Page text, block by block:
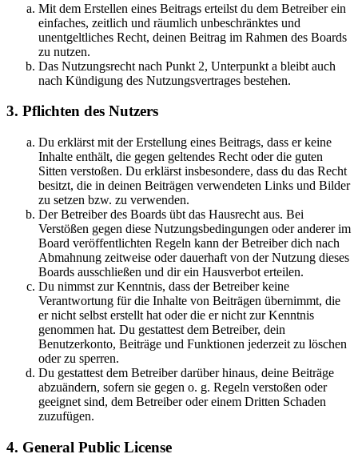
Mit dem Erstellen eines Beitrags erteilst du dem Betreiber ein
einfaches, zeitlich und räumlich unbeschränktes und
unentgeltliches Recht, deinen Beitrag im Rahmen des Boards
zu nutzen.
Das Nutzungsrecht nach Punkt 2, Unterpunkt a bleibt auch
nach Kündigung des Nutzungsvertrages bestehen.
3. Pflichten des Nutzers
Du erklärst mit der Erstellung eines Beitrags, dass er keine
Inhalte enthält, die gegen geltendes Recht oder die guten
Sitten verstoßen. Du erklärst insbesondere, dass du das Recht
besitzt, die in deinen Beiträgen verwendeten Links und Bilder
zu setzen bzw. zu verwenden.
Der Betreiber des Boards übt das Hausrecht aus. Bei
Verstößen gegen diese Nutzungsbedingungen oder anderer im
Board veröffentlichten Regeln kann der Betreiber dich nach
Abmahnung zeitweise oder dauerhaft von der Nutzung dieses
Boards ausschließen und dir ein Hausverbot erteilen.
Du nimmst zur Kenntnis, dass der Betreiber keine
Verantwortung für die Inhalte von Beiträgen übernimmt, die
er nicht selbst erstellt hat oder die er nicht zur Kenntnis
genommen hat. Du gestattest dem Betreiber, dein
Benutzerkonto, Beiträge und Funktionen jederzeit zu löschen
oder zu sperren.
Du gestattest dem Betreiber darüber hinaus, deine Beiträge
abzuändern, sofern sie gegen o. g. Regeln verstoßen oder
geeignet sind, dem Betreiber oder einem Dritten Schaden
zuzufügen.
4. General Public License